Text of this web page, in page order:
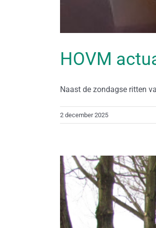
HOVM
Naast de zondagse ritten
2 december 2025